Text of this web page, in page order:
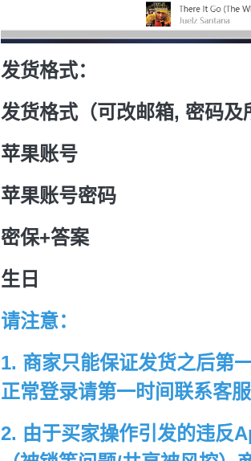
发货格式：
发货格式（可改邮箱, 密码及
苹果账号
苹果账号密码
密保+答案
生日
请注意：
1. 商家只能保证发货之后第
正常登录请第一时间联系客服
2. 由于买家操作引发的违反